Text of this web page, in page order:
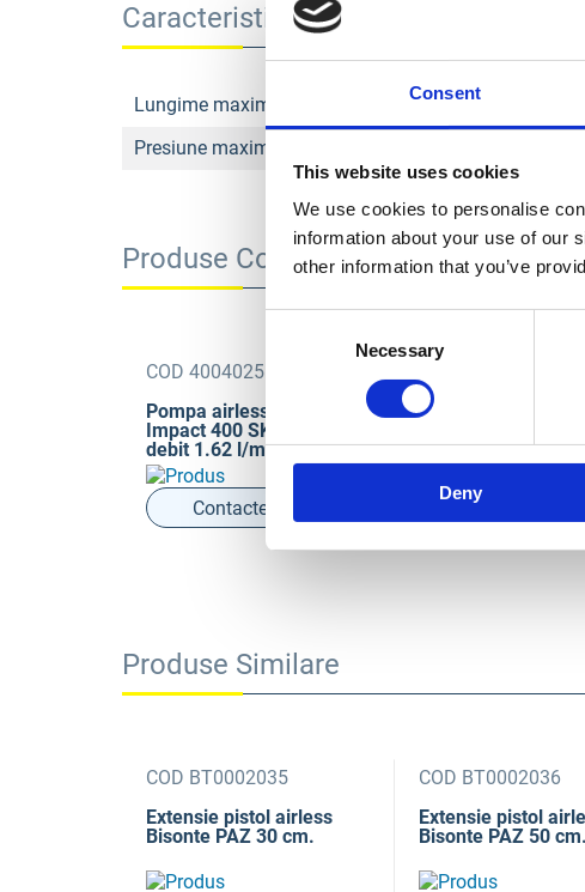
Consent
This website uses cookies
We use cookies to personalise
information about your use of our
other information that you’ve
Necessary
Deny
Caracteristici
Lungime maxima furtun
Presiune maxima de functionare
Produse Conexe
COD 4004025126154
Pompa airless Titan
Impact 400 SKID 230V
debit 1.62 l/min
Contactează-ne
Pompa airless Titan
debit 2.2 l/min
Contactează-ne
Produse Similare
COD BT0002035
Extensie pistol airless
Bisonte PAZ 30 cm.
COD BT0002036
Extensie pistol
Bisonte PAZ 50 cm.